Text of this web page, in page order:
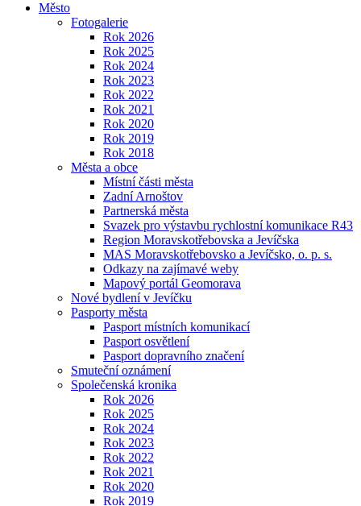
Město
Fotogalerie
Rok 2026
Rok 2025
Rok 2024
Rok 2023
Rok 2022
Rok 2021
Rok 2020
Rok 2019
Rok 2018
Města a obce
Místní části města
Zadní Arnoštov
Partnerská města
Svazek pro výstavbu rychlostní komunikace R43
Region Moravskotřebovska a Jevíčska
MAS Moravskotřebovsko a Jevíčsko, o. p. s.
Odkazy na zajímavé weby
Mapový portál Geomorava
Nové bydlení v Jevíčku
Pasporty města
Pasport místních komunikací
Pasport osvětlení
Pasport dopravního značení
Smuteční oznámení
Společenská kronika
Rok 2026
Rok 2025
Rok 2024
Rok 2023
Rok 2022
Rok 2021
Rok 2020
Rok 2019